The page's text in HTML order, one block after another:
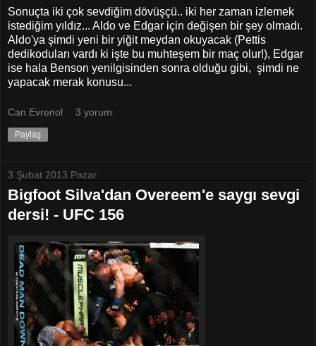
Sonuçta iki çok sevdiğim dövüşçü.. iki her zaman izlemek
istediğim yıldız... Aldo ve Edgar için değişen bir şey olmadı.
Aldo'ya şimdi yeni bir yiğit meydan okuyacak (Pettis
dedikoduları vardı ki işte bu muhteşem bir maç olur!), Edgar
ise hala Benson yenilgisinden sonra olduğu gibi, şimdi ne
yapacak merak konusu...
Can Evrenol 3 yorum:
Paylaş
3 Şubat 2013 Pazar
Bigfoot Silva'dan Overeem'e saygı sevgi
dersi! - UFC 156